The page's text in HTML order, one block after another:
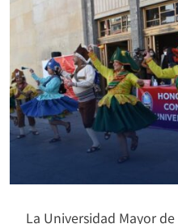
La Universidad Mayor de